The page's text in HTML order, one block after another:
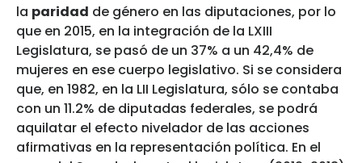
la paridad de género en las diputaciones, por lo
que en 2015, en la integración de la LXIII
Legislatura, se pasó de un 37% a un 42,4% de
mujeres en ese cuerpo legislativo. Si se considera
que, en 1982, en la LII Legislatura, sólo se contaba
con un 11.2% de diputadas federales, se podrá
aquilatar el efecto nivelador de las acciones
afirmativas en la representación política. En el